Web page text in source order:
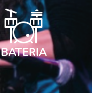
BATERIA